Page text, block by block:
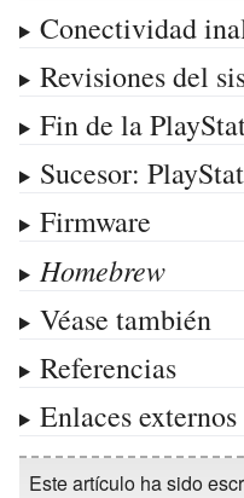
Conectividad
Revisiones del
Fin de la
Sucesor:
Firmware
Homebrew
Véase también
Referencias
Enlaces externos
Este artículo ha sido